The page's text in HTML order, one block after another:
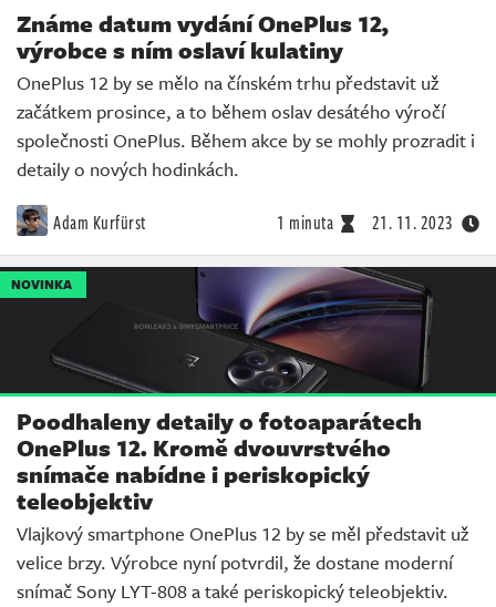
Známe datum vydání OnePlus 12,
výrobce s ním oslaví kulatiny
OnePlus 12 by se mělo na čínském trhu představit už
začátkem prosince, a to během oslav desátého výročí
společnosti OnePlus. Během akce by se mohly prozradit i
detaily o nových hodinkách.
Adam Kurfürst 1 minuta 21. 11. 2023
NOVINKA
Poodhaleny detaily o fotoaparátech
OnePlus 12. Kromě dvouvrstvého
snímače nabídne i periskopický
teleobjektiv
Vlajkový smartphone OnePlus 12 by se měl představit už
velice brzy. Výrobce nyní potvrdil, že dostane moderní
snímač Sony LYT-808 a také periskopický teleobjektiv.